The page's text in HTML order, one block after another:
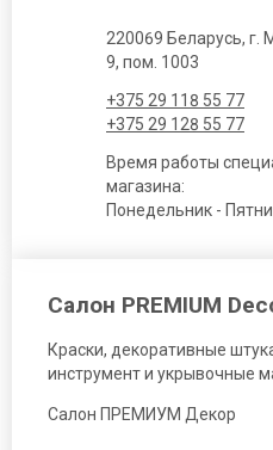
220069 Беларусь, г.
9, пом. 1003
+375 29 118 55 77
+375 29 128 55 77
Время работы
магазина:
Понедельник -
Салон PREMIUM
Краски, декоративные
инструмент и укрывочные
Салон ПРЕМИУМ Декор